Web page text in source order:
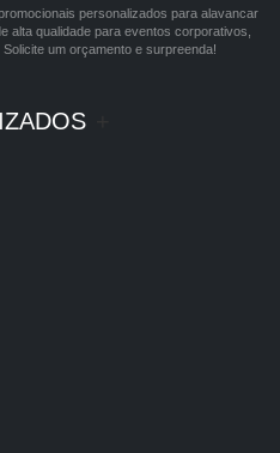
personalizados para alavancar
alta qualidade para eventos corporativos,
um orçamento e surpreenda!